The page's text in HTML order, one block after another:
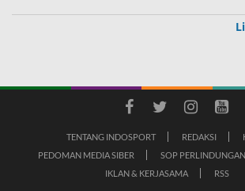
TENTANG INDOSPORT REDAKSI
PEDOMAN MEDIA SIBER
SOP
IKLAN & KERJASAMA
RSS